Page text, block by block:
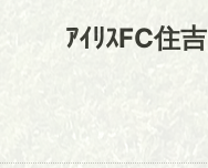
ｱｲﾘｽFC住吉